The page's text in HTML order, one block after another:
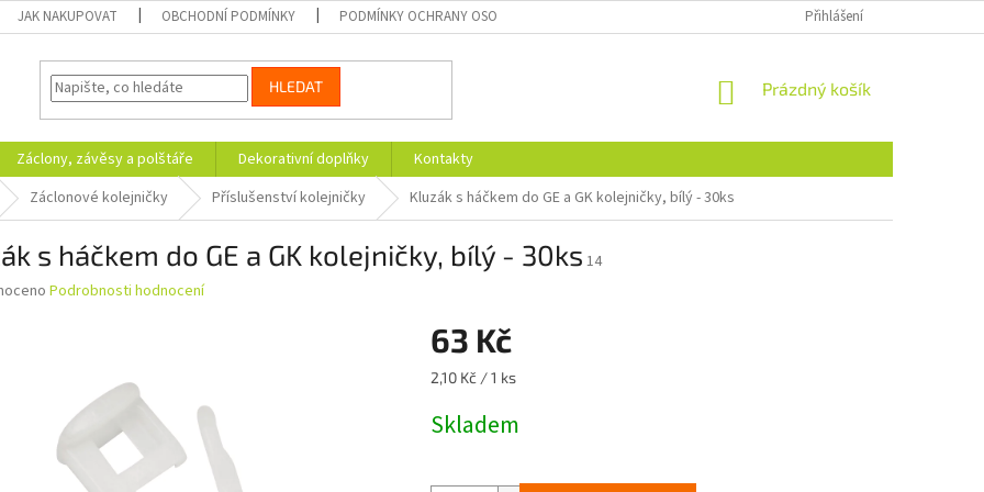
JAK NAKUPOVAT OBCHODNÍ PODMÍNKY PODMÍNKY OCHRANY OSOBNÍCH ÚDAJŮ FORMULÁŘ PRO
Přihlášení
HLEDAT
NÁKUPNÍ
Prázdný košík
Záclony, závěsy a polštáře Dekorativní doplňky
Kontakty
Záclonové kolejničky Příslušenství kolejničky Kluzák s háčkem do GE a GK kolejničky, bílý - 30ks
s háčkem do GE a GK kolejničky, bílý - 30ks 14
Podrobnosti hodnocení
63 Kč
Měrná
2,10 Kč / 1 ks
Skladem